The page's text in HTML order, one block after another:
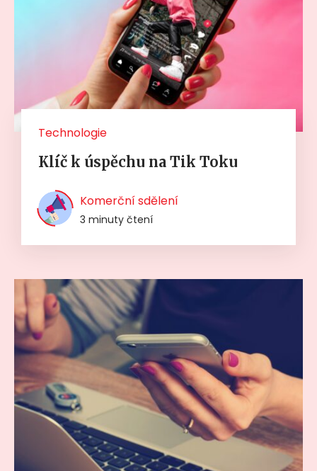
Technologie
Klíč k úspěchu na Tik Toku
Komerční sdělení
3 minuty čtení